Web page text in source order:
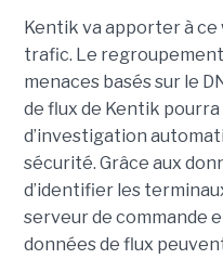
Kentik va apporter à
trafic. Le
menaces basés sur le
de flux de Kentik
d’investigation
sécurité. Grâce aux
d’identifier les
serveur de commande
données de flux